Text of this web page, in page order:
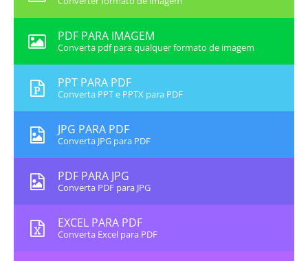
PDF PARA IMAGEM
Converta pdf para qualquer formato de imagem
PPT PARA PDF
Converta PPT e PPTX para PDF
JPG PARA PDF
Converta JPG para PDF
PDF PARA JPG
Converta PDF para JPG
EXCEL PARA PDF
Converta Excel para PDF